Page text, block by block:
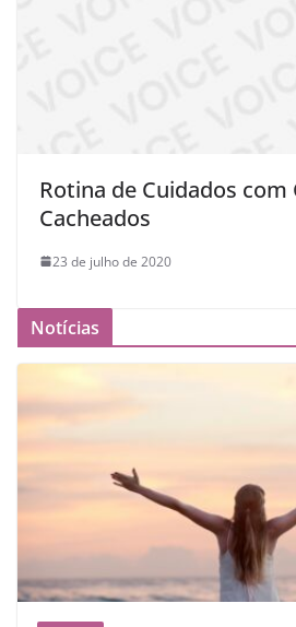
Rotina de Cuidados com
Cacheados
23 de julho de 2020
Notícias